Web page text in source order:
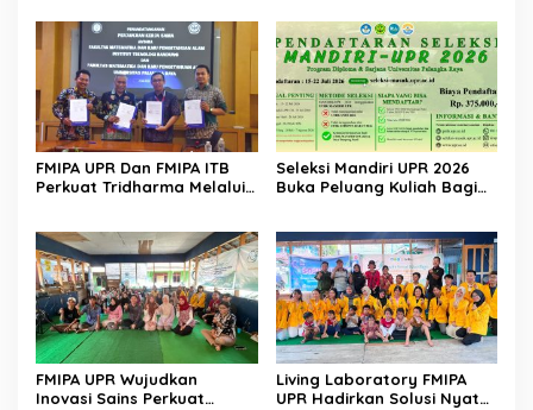
FMIPA UPR Dan FMIPA ITB
Perkuat Tridharma Melalui
Seleksi Mandiri UPR 2026
Buka Peluang Kuliah Bagi
FMIPA UPR Wujudkan
Inovasi Sains Perkuat
Living Laboratory FMIPA
UPR Hadirkan Solusi Nyata